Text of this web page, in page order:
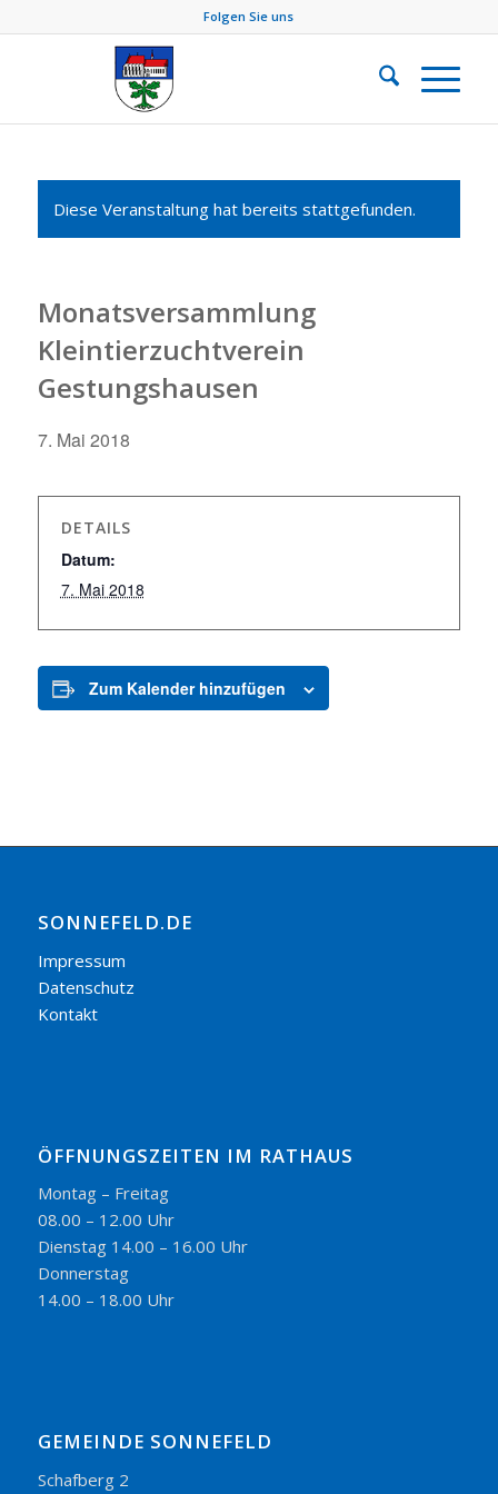
Folgen Sie uns
Diese Veranstaltung hat bereits stattgefunden.
Monatsversammlung
Kleintierzuchtverein
Gestungshausen
7. Mai 2018
DETAILS
Datum:
7. Mai 2018
Zum Kalender hinzufügen
SONNEFELD.DE
Impressum
Datenschutz
Kontakt
ÖFFNUNGSZEITEN IM RATHAUS
Montag – Freitag
08.00 – 12.00 Uhr
Dienstag 14.00 – 16.00 Uhr
Donnerstag
14.00 – 18.00 Uhr
GEMEINDE SONNEFELD
Schafberg 2